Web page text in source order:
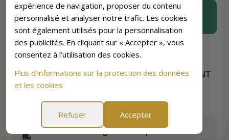
expérience de navigation, proposer du contenu
personnalisé et analyser notre trafic. Les cookies
sont également utilisés pour la personnalisation
des publicités. En cliquant sur « Accepter », vous
consentez à l’utilisation des cookies.
Plus d'informations sur la protection des données
et les cookies
Refuser Accepter
AJOUTER AU PANIER
PLUS DE 100 000 CLIENTS SATISFAITS NOUS FONT
Frais de livraison gratuitsà partir de